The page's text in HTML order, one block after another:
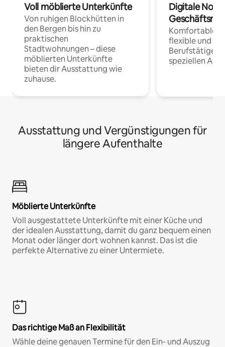
Voll möblierte Unterkünfte
Von ruhigen Blockhütten in
den Bergen bis hin zu
praktischen
Stadtwohnungen – diese
möblierten Unterkünfte
bieten dir Ausstattung wie
zuhause.
Digitale
Komfortable
flexible und
Berufstätige
speziellen
Ausstattung und Vergünstigungen für
längere Aufenthalte
Möblierte Unterkünfte
Voll ausgestattete Unterkünfte mit einer Küche und
der idealen Ausstattung, damit du ganz bequem einen
Monat oder länger dort wohnen kannst. Das ist die
perfekte Alternative zu einer Untermiete.
Das richtige Maß an Flexibilität
Wähle deine genauen Termine für den Ein- und Auszug